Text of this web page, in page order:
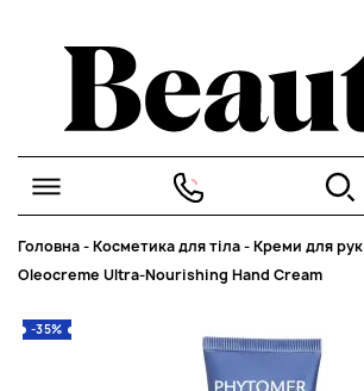
Головна-Косметика для тіла-Креми для рук
Oleocreme Ultra-Nourishing Hand Cream
-35%